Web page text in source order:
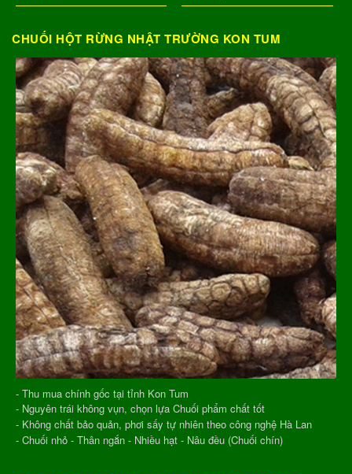
CHUỐI HỘT RỪNG NHẬT TRƯỜNG KON TUM
- Thu mua chính gốc tại tỉnh Kon Tum
- Nguyên trái không vụn, chọn lựa Chuối phẩm chất tốt
- Không chất bảo quản, phơi sấy tự nhiên theo công nghệ Hà Lan
- Chuối nhỏ - Thân ngắn - Nhiều hạt - Nâu đều (Chuối chín)